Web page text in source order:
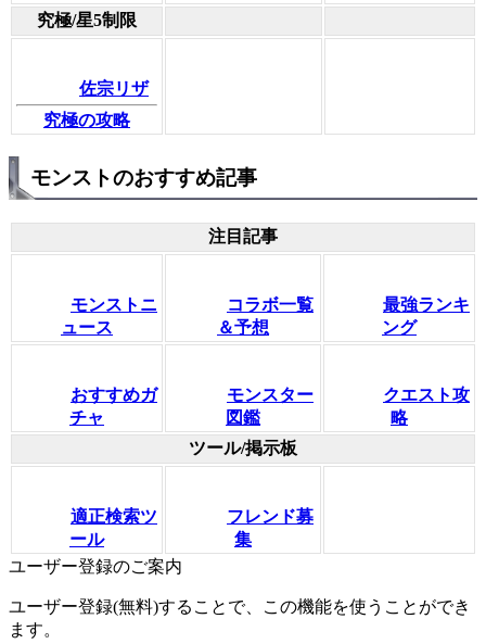
究極/星5制限
佐宗リザ
究極の攻略
モンストのおすすめ記事
注目記事
モンストニ
ュース
コラボ一覧
＆予想
最強ランキ
ング
おすすめガ
チャ
モンスター
図鑑
クエスト攻
略
ツール/掲示板
適正検索ツ
ール
フレンド募
集
ユーザー登録のご案内
ユーザー登録(無料)することで、この機能を使うことができ
ます。